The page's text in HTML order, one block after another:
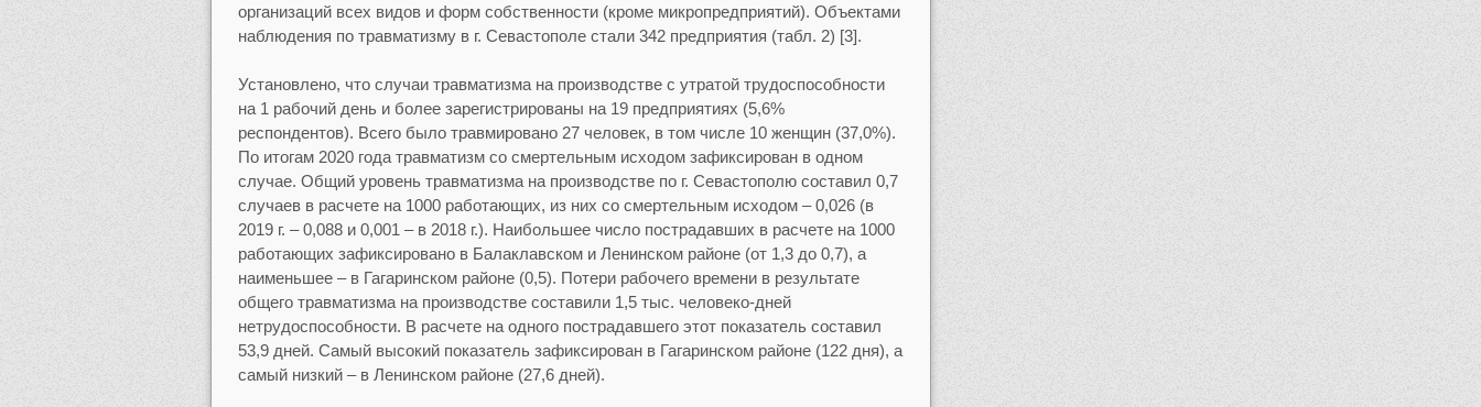
организаций всех видов и форм собственности (кроме микропредприятий). Объектами
наблюдения по травматизму в г. Севастополе стали 342 предприятия (табл. 2) [3].
Установлено, что случаи травматизма на производстве с утратой трудоспособности
на 1 рабочий день и более зарегистрированы на 19 предприятиях (5,6%
респондентов). Всего было травмировано 27 человек, в том числе 10 женщин (37,0%).
По итогам 2020 года травматизм со смертельным исходом зафиксирован в одном
случае. Общий уровень травматизма на производстве по г. Севастополю составил 0,7
случаев в расчете на 1000 работающих, из них со смертельным исходом – 0,026 (в
2019 г. – 0,088 и 0,001 – в 2018 г.). Наибольшее число пострадавших в расчете на 1000
работающих зафиксировано в Балаклавском и Ленинском районе (от 1,3 до 0,7), а
наименьшее – в Гагаринском районе (0,5). Потери рабочего времени в результате
общего травматизма на производстве составили 1,5 тыс. человеко-дней
нетрудоспособности. В расчете на одного пострадавшего этот показатель составил
53,9 дней. Самый высокий показатель зафиксирован в Гагаринском районе (122 дня), а
самый низкий – в Ленинском районе (27,6 дней).